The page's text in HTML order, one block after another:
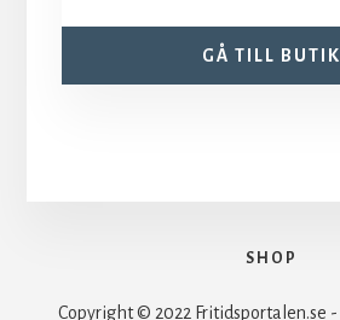
GÅ TILL BUTIK
SHOP
Copyright © 2022 Fritidsportalen.se -